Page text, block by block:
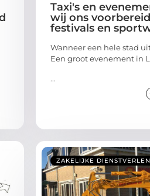
Taxi's en
wij ons
festivals en
Wanneer een hele stad
Een groot evenement in
...
ZAKELIJKE